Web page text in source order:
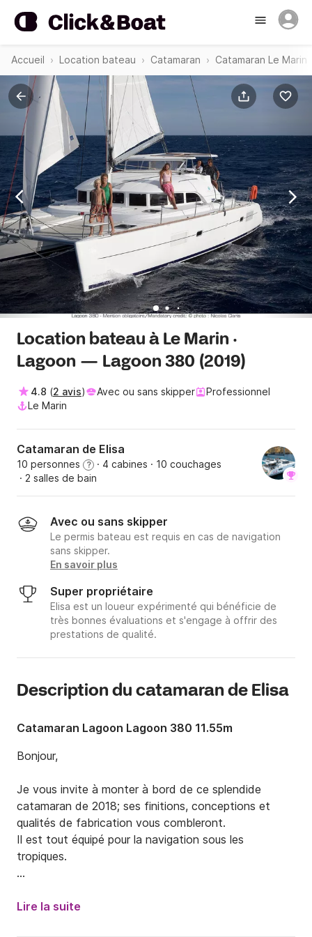
Accueil Location bateau Catamaran Catamaran Le Marin
Location bateau à Le Marin ·
Lagoon — Lagoon 380 (2019)
4.8 (2 avis) Avec ou sans skipper
Professionnel
Le Marin
Catamaran de Elisa
10 personnes ? · 4 cabines · 10 couchages
· 2 salles de bain
Avec ou sans skipper
Le permis bateau est requis en cas de navigation
sans skipper.
En savoir plus
Super propriétaire
Elisa est un loueur expérimenté qui bénéficie de
très bonnes évaluations et s'engage à offrir des
prestations de qualité.
Description du catamaran de Elisa
Catamaran Lagoon Lagoon 380 11.55m
Bonjour,
Je vous invite à monter à bord de ce splendide
catamaran de 2018; ses finitions, conceptions et
qualités de fabrication vous combleront.
Il est tout équipé pour la navigation sous les
tropiques.
cette unité reprend tout ce qui a fait le succès du
Lire la suite